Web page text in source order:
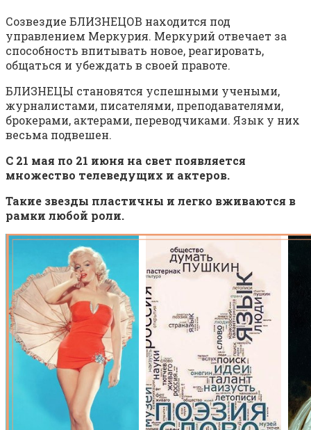
Созвездие БЛИЗНЕЦОВ находится под
управлением Меркурия. Меркурий отвечает за
способность впитывать новое, реагировать,
общаться и убеждать в своей правоте.
БЛИЗНЕЦЫ становятся успешными учеными,
журналистами, писателями, преподавателями,
брокерами, актерами, переводчиками. Язык у них
весьма подвешен.
С 21 мая по 21 июня на свет появляется
множество телеведущих и актеров.
Такие звезды пластичны и легко вживаются в
рамки любой роли.